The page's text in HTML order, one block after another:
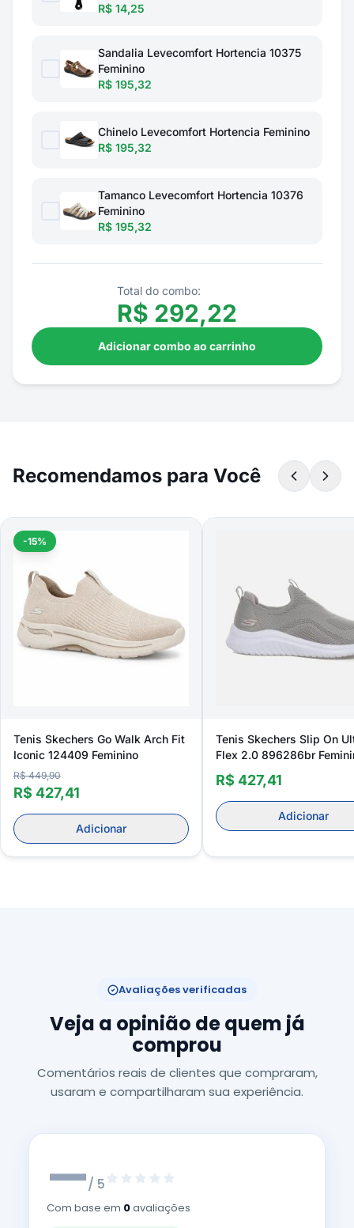
R$ 14,25
Sandalia Levecomfort Hortencia 10375
Feminino
R$ 195,32
Chinelo Levecomfort Hortencia Feminino
R$ 195,32
Tamanco Levecomfort Hortencia 10376
Feminino
R$ 195,32
Total do combo:
R$ 292,22
Adicionar combo ao carrinho
Recomendamos para Você
-15%
Tenis Skechers Go Walk Arch Fit
Iconic 124409 Feminino
R$ 449,90
R$ 427,41
Adicionar
Tenis Skechers Slip On
Flex 2.0 896286br
R$ 427,41
Adicionar
Avaliações verificadas
Veja a opinião de quem já
comprou
Comentários reais de clientes que compraram,
usaram e compartilharam sua experiência.
—/ 5
Com base em 0avaliações